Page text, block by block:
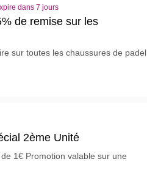
dans 7 jours
de remise sur les
sur toutes les chaussures de padel
2ème Unité
1€ Promotion valable sur une